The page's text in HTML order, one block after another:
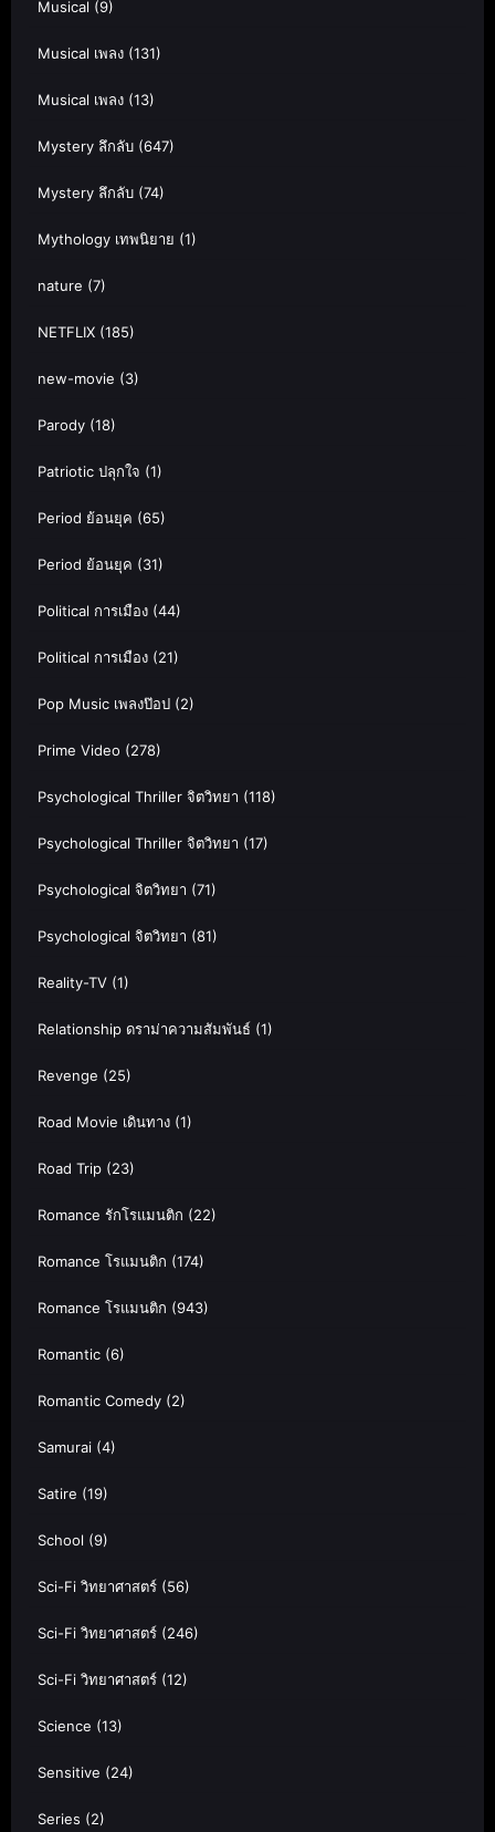
Musical (9)
Musical เพลง (131)
Musical เพลง (13)
Mystery ลึกลับ (647)
Mystery ลึกลับ (74)
Mythology เทพนิยาย (1)
nature (7)
NETFLIX (185)
new-movie (3)
Parody (18)
Patriotic ปลุกใจ (1)
Period ย้อนยุค (65)
Period ย้อนยุค (31)
Political การเมือง (44)
Political การเมือง (21)
Pop Music เพลงป๊อป (2)
Prime Video (278)
Psychological Thriller จิตวิทยา (118)
Psychological Thriller จิตวิทยา (17)
Psychological จิตวิทยา (71)
Psychological จิตวิทยา (81)
Reality-TV (1)
Relationship ดราม่าความสัมพันธ์ (1)
Revenge (25)
Road Movie เดินทาง (1)
Road Trip (23)
Romance รักโรแมนติก (22)
Romance โรแมนติก (174)
Romance โรแมนติก (943)
Romantic (6)
Romantic Comedy (2)
Samurai (4)
Satire (19)
School (9)
Sci-Fi วิทยาศาสตร์ (56)
Sci-Fi วิทยาศาสตร์ (246)
Sci-Fi วิทยาศาสตร์ (12)
Science (13)
Sensitive (24)
Series (2)